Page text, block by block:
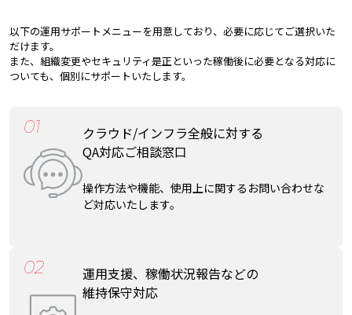
以下の運用サポートメニューを用意しており、必要に応じてご選択いた
だけます。
また、組織変更やセキュリティ是正といった稼働後に必要となる対応に
ついても、個別にサポートいたします。
01
クラウド/インフラ全般に対する
QA対応ご相談窓口
操作方法や機能、使用上に関するお問い合わせな
ど対応いたします。
02
運用支援、稼働状況報告などの
維持保守対応